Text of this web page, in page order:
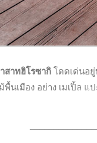
สาทฮิโรซากิ โดดเด่นอ
นเมือง อย่าง เมเปิ้ล